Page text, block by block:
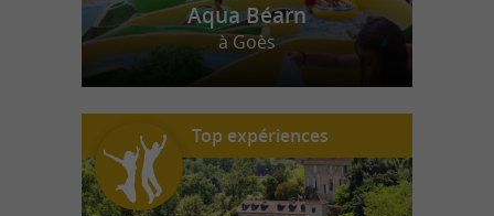
Aqua Béarn
à Goès
Top expériences